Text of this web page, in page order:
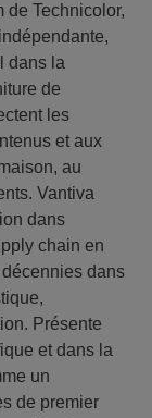
de Technicolor,
dans la
de
les
et aux
au
Vantiva
dans
chain en
dans
Présente
et dans la
un
de premier